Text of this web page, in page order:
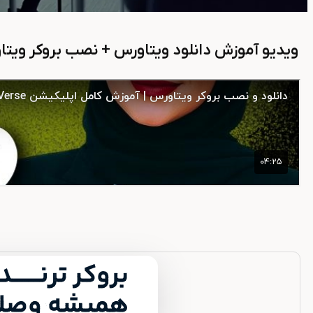
ویدیو آموزش دانلود ویتاورس + نصب بروکر